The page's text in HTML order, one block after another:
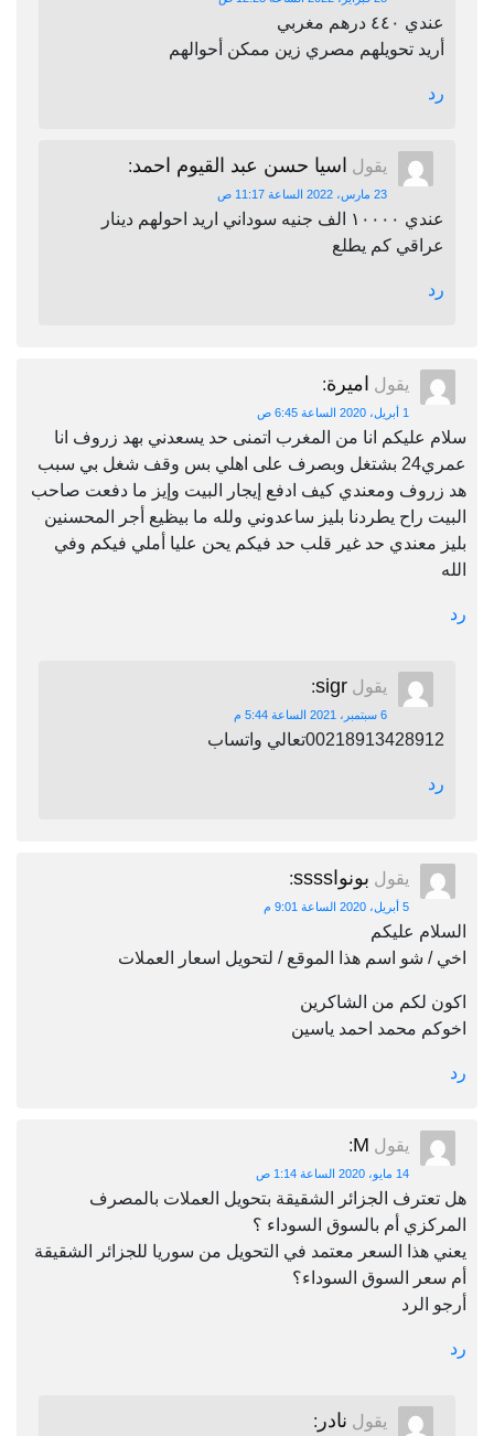
عندي ٤٤٠ درهم مغربي
أريد تحويلهم مصري زين ممكن أحوالهم
رد
يقول اسيا حسن عبد القيوم احمد:
23 مارس، 2022 الساعة 11:17 ص
عندي ١٠٠٠٠ الف جنيه سوداني اريد احولهم دينار
عراقي كم يطلع
رد
يقول اميرة:
1 أبريل، 2020 الساعة 6:45 ص
سلام عليكم انا من المغرب اتمنى حد يسعدني بهد زروف انا
عمري24 بشتغل وبصرف على اهلي بس وقف شغل بي سبب
هد زروف ومعندي كيف ادفع إيجار البيت وإيز ما دفعت صاحب
البيت راح يطردنا بليز ساعدوني ولله ما بيظيع أجر المحسنين
بليز معندي حد غير قلب حد فيكم يحن عليا أملي فيكم وفي
الله
رد
يقول sigr
:
6 سبتمبر، 2021 الساعة 5:44 م
00218913428912تعالي واتساب
رد
يقول بونواssss :
5 أبريل، 2020 الساعة 9:01 م
السلام عليكم
اخي / شو اسم هذا الموقع / لتحويل اسعار العملات
اكون لكم من الشاكرين
اخوكم محمد احمد ياسين
رد
يقول M
:
14 مايو، 2020 الساعة 1:14 ص
هل تعترف الجزائر الشقيقة بتحويل العملات بالمصرف
المركزي أم بالسوق السوداء ؟
يعني هذا السعر معتمد في التحويل من سوريا للجزائر الشقيقة
أم سعر السوق السوداء؟
أرجو الرد
رد
يقول نادر :